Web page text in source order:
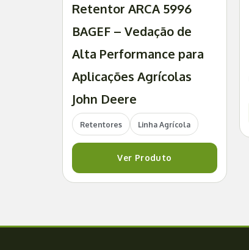
Retentor ARCA 5996
BAGEF – Vedação de
Alta Performance para
Aplicações Agrícolas
John Deere
Retentores Linha Agrícola
Ver Produto